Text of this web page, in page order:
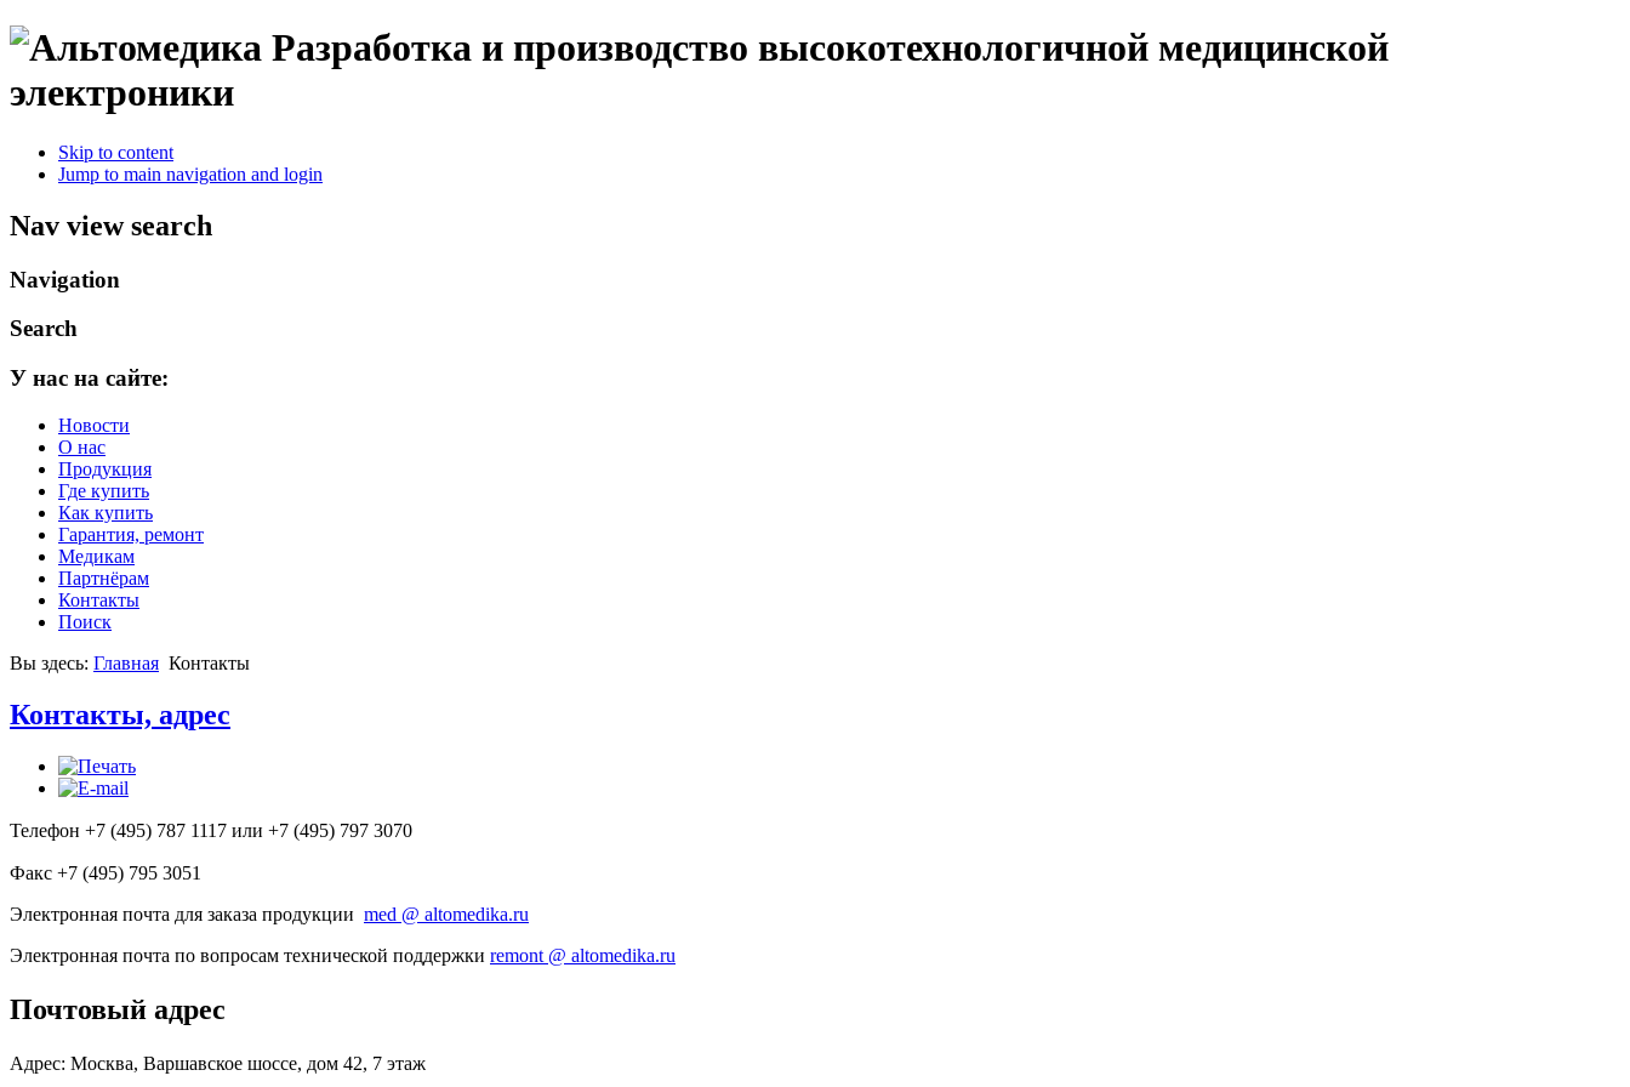
Разработка и производство высокотехнологичной медицинской
электроники
Skip to content
Jump to main navigation and login
Nav view search
Navigation
Search
У нас на сайте:
Новости
О нас
Продукция
Где купить
Как купить
Гарантия, ремонт
Медикам
Партнёрам
Контакты
Поиск
Вы здесь: Главная Контакты
Контакты, адрес
Телефон +7 (495) 787 1117 или +7 (495) 797 3070
Факс +7 (495) 795 3051
Электронная почта для заказа продукции med @ altomedika.ru
Электронная почта по вопросам технической поддержки remont @ altomedika.ru
Почтовый адрес
Адрес: Москва, Варшавское шоссе, дом 42, 7 этаж